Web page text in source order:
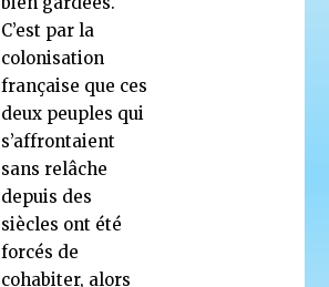
C’est par la
colonisation
française que ces
deux peuples qui
s’affrontaient
sans relâche
depuis des
siècles ont été
forcés de
cohabiter, alors